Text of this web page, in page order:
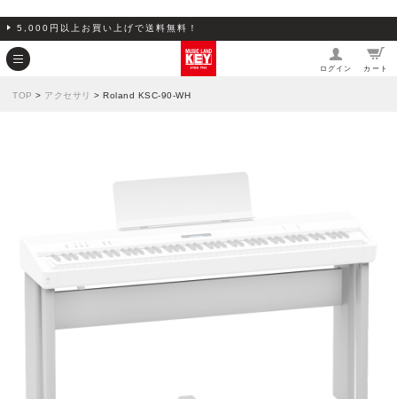
5,000円以上お買い上げで送料無料！
ログイン カート
TOP > アクセサリ > Roland KSC-90-WH